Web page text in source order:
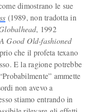
dimostrano le sue
(1989, non tradotta in
, 1992
Good Old-fashioned
che il profeta texano
E la ragione potrebbe
ammette
non avevo a
stiamo entrando in